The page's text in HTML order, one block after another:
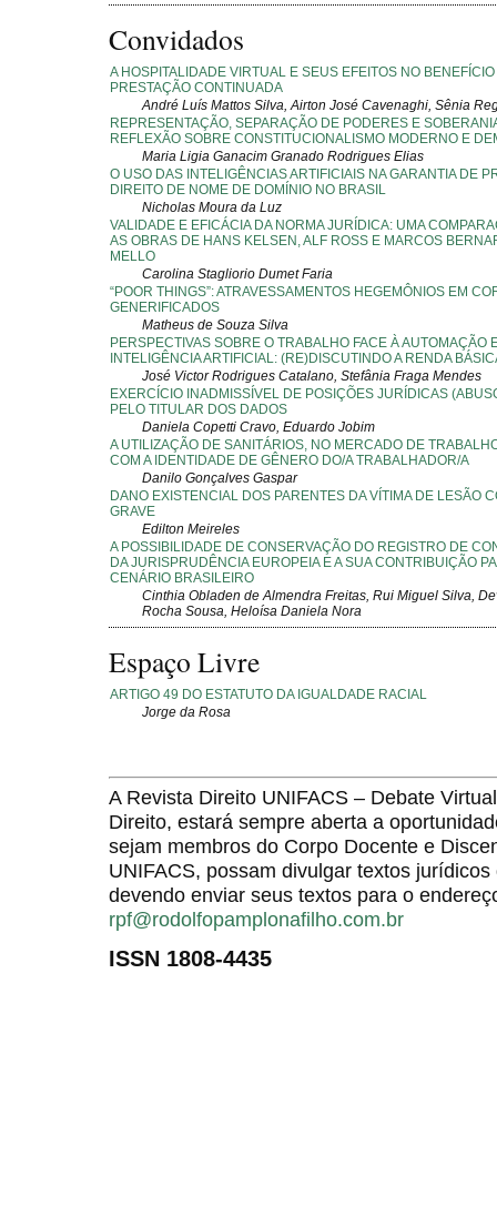
Convidados
A HOSPITALIDADE VIRTUAL E SEUS EFEITOS NO
PRESTAÇÃO CONTINUADA
André Luís Mattos Silva, Airton José Cavenaghi, Sênia
REPRESENTAÇÃO, SEPARAÇÃO DE PODERES E
REFLEXÃO SOBRE CONSTITUCIONALISMO MODERNO E
Maria Ligia Ganacim Granado Rodrigues Elias
O USO DAS INTELIGÊNCIAS ARTIFICIAIS NA GARANTIA DE
DIREITO DE NOME DE DOMÍNIO NO BRASIL
Nicholas Moura da Luz
VALIDADE E EFICÁCIA DA NORMA JURÍDICA: UMA
AS OBRAS DE HANS KELSEN, ALF ROSS E MARCOS
MELLO
Carolina Stagliorio Dumet Faria
“POOR THINGS”: ATRAVESSAMENTOS HEGEMÔNIOS EM
GENERIFICADOS
Matheus de Souza Silva
PERSPECTIVAS SOBRE O TRABALHO FACE À AUTOMAÇÃO
INTELIGÊNCIA ARTIFICIAL: (RE)DISCUTINDO A RENDA
José Victor Rodrigues Catalano, Stefânia Fraga Mendes
EXERCÍCIO INADMISSÍVEL DE POSIÇÕES JURÍDICAS
PELO TITULAR DOS DADOS
Daniela Copetti Cravo, Eduardo Jobim
A UTILIZAÇÃO DE SANITÁRIOS, NO MERCADO DE
COM A IDENTIDADE DE GÊNERO DO/A TRABALHADOR/A
Danilo Gonçalves Gaspar
DANO EXISTENCIAL DOS PARENTES DA VÍTIMA DE LESÃO
GRAVE
Edilton Meireles
A POSSIBILIDADE DE CONSERVAÇÃO DO REGISTRO DE
DA JURISPRUDÊNCIA EUROPEIA E A SUA CONTRIBUIÇÃO
CENÁRIO BRASILEIRO
Cinthia Obladen de Almendra Freitas, Rui Miguel Silva,
Rocha Sousa, Heloísa Daniela Nora
Espaço Livre
ARTIGO 49 DO ESTATUTO DA IGUALDADE RACIAL
Jorge da Rosa
A Revista Direito UNIFACS – Debate
Direito, estará sempre aberta a
sejam membros do Corpo Docente e
UNIFACS, possam divulgar textos
devendo enviar seus textos para o
rpf@rodolfopamplonafilho.com.br
ISSN 1808-4435